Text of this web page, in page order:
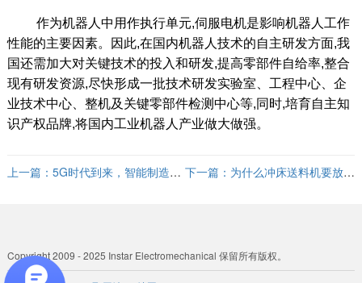
作为机器人中用作执行单元,伺服电机是影响机器人工作
性能的主要因素。因此,在国内机器人技术的自主研发方面,我
国还需加大对关键技术的投入和研发,提高零部件自给率,整合
现有研发资源,尽快形成一批技术研发实验室、工程中心、企
业技术中心、整机及关键零部件检测中心等,同时,培育自主知
识产权品牌,将国内工业机器人产业做大做强。
上一篇： 5G时代到来，智能制造将 下一篇： 为什么冲床送料机要放松
Copyright 2009 - 2025 Instar Electromechanical 保留所有版权。